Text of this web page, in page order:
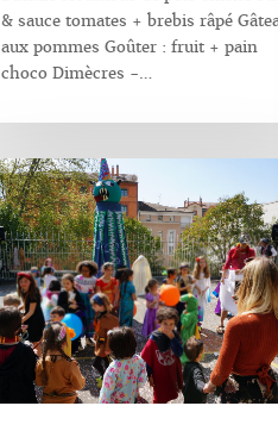
& sauce tomates + brebis râpé
aux pommes Goûter : fruit + pain
choco Dimècres -…